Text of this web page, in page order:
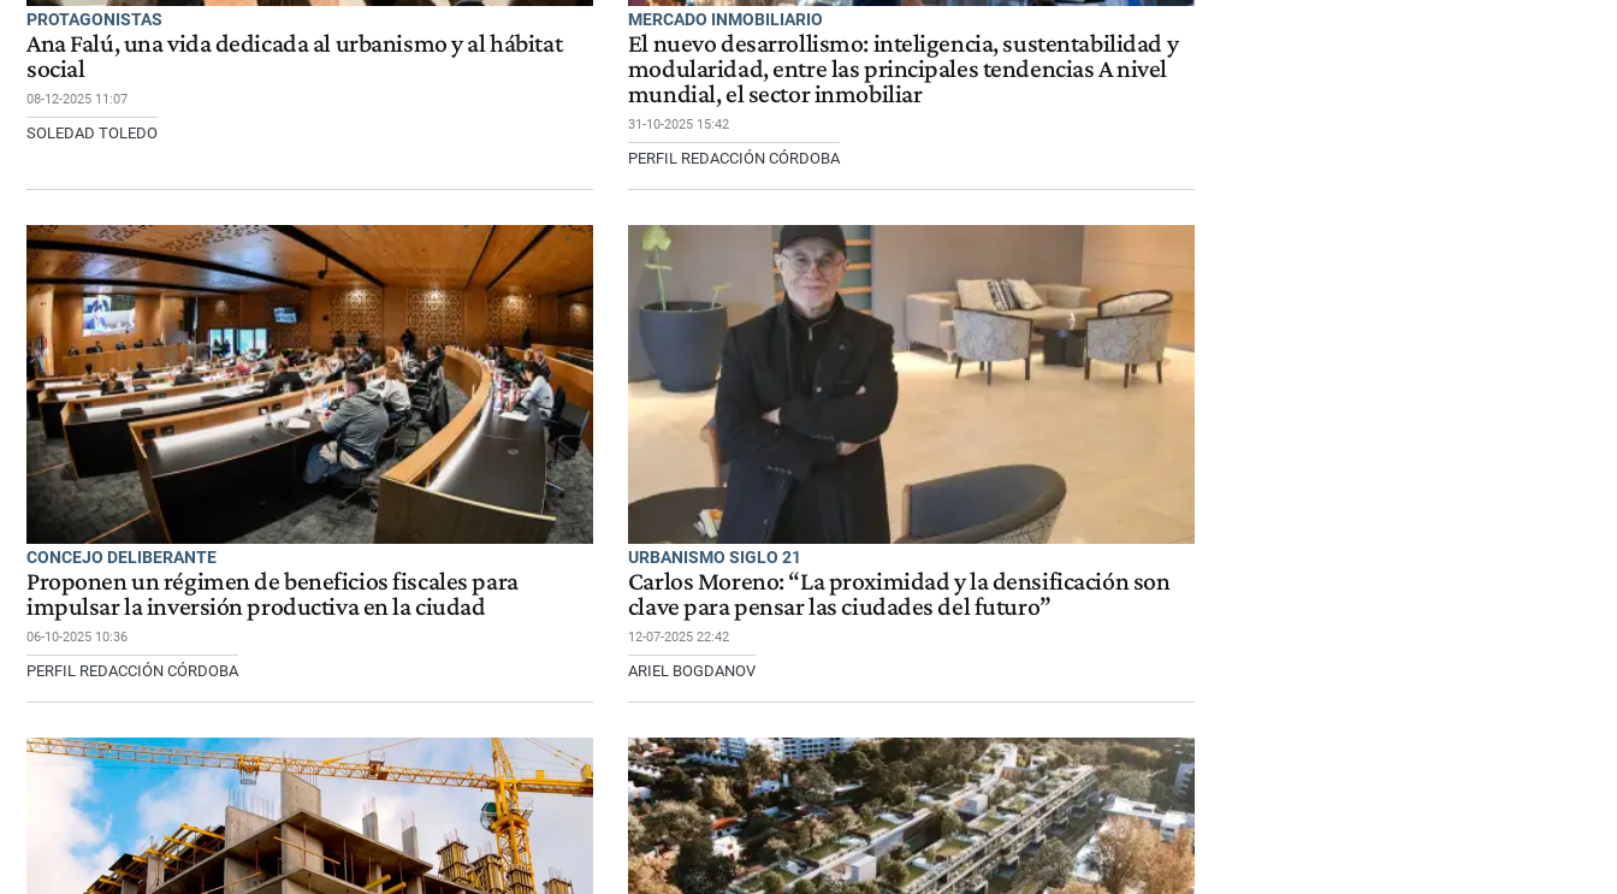
PROTAGONISTAS
Ana Falú, una vida dedicada al urbanismo y al hábitat
social
08-12-2025 11:07
SOLEDAD TOLEDO
MERCADO INMOBILIARIO
El nuevo desarrollismo: inteligencia, sustentabilidad y
modularidad, entre las principales tendencias A nivel
mundial, el sector inmobiliar
31-10-2025 15:42
PERFIL REDACCIÓN CÓRDOBA
CONCEJO DELIBERANTE
Proponen un régimen de beneficios fiscales para
impulsar la inversión productiva en la ciudad
06-10-2025 10:36
PERFIL REDACCIÓN CÓRDOBA
URBANISMO SIGLO 21
Carlos Moreno: “La proximidad y la densificación son
clave para pensar las ciudades del futuro”
12-07-2025 22:42
ARIEL BOGDANOV